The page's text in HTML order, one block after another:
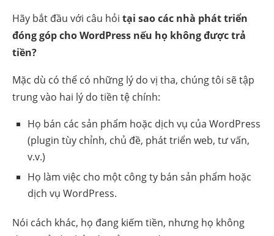
Hãy bắt đầu với câu hỏi tại sao các nhà phát triển
đóng góp cho WordPress nếu họ không được trả
tiền?
Mặc dù có thể có những lý do vị tha, chúng tôi sẽ tập
trung vào hai lý do tiền tệ chính:
Họ bán các sản phẩm hoặc dịch vụ của WordPress
(plugin tùy chỉnh, chủ đề, phát triển web, tư vấn,
v.v.)
Họ làm việc cho một công ty bán sản phẩm hoặc
dịch vụ WordPress.
Nói cách khác, họ đang kiếm tiền, nhưng họ không